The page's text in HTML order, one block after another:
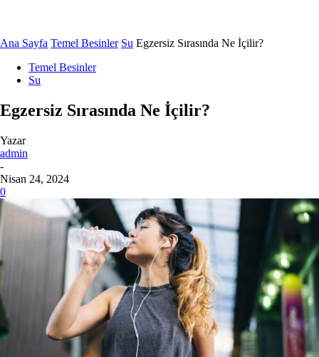
Ana Sayfa Temel Besinler Su Egzersiz Sırasında Ne İçilir?
Temel Besinler
Su
Egzersiz Sırasında Ne İçilir?
Yazar
admin
-
Nisan 24, 2024
0